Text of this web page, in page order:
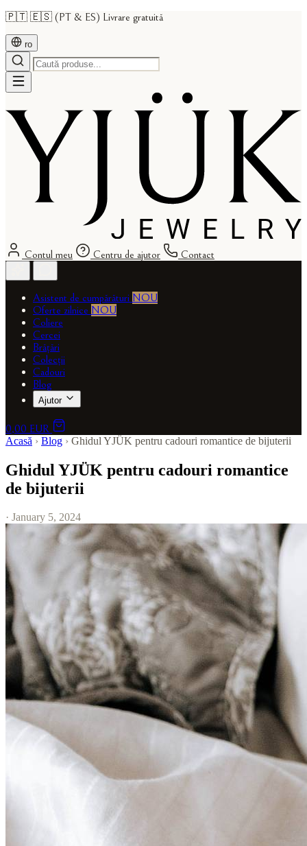
🇵🇹 🇪🇸 (PT & ES) Livrare gratuită
ro
Contul meu Centru de ajutor Contact
Asistent de cumpărături NOU
Oferte zilnice NOU
Coliere
Cercei
Brățări
Colecții
Cadouri
Blog
Ajutor
0,00 EUR
Acasă › Blog › Ghidul YJÜK pentru cadouri romantice de bijuterii
Ghidul YJÜK pentru cadouri romantice
de bijuterii
· January 5, 2024